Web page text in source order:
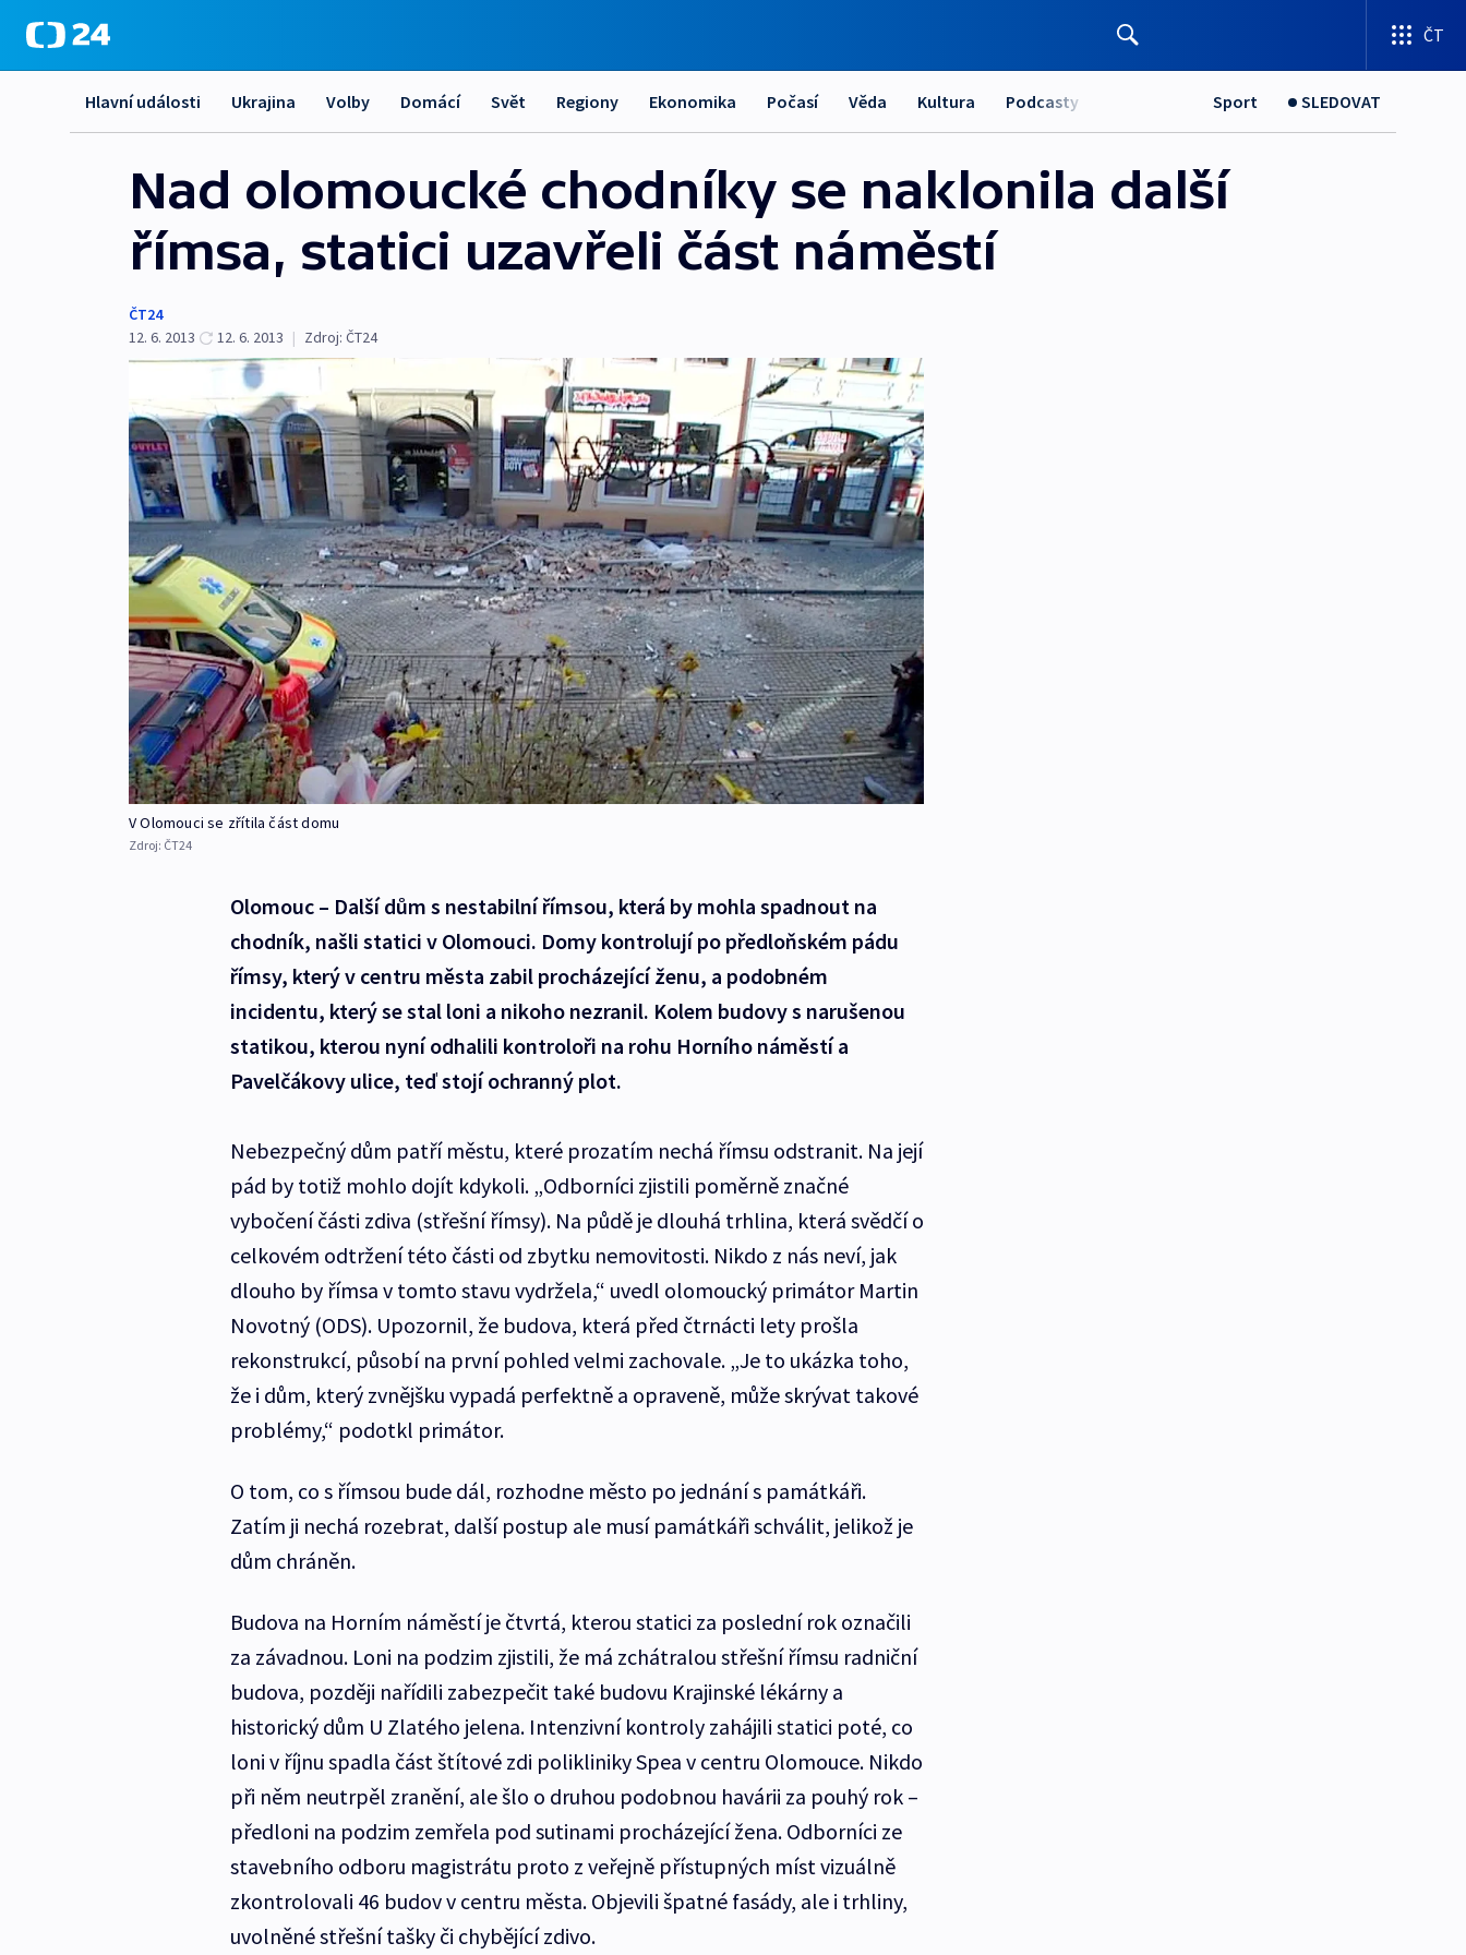
ČT
Hlavní události Ukrajina Volby Domácí Svět Regiony Ekonomika Počasí Věda Kultura Podcasty Sport SLEDOVAT
Nad olomoucké chodníky se naklonila další
římsa, statici uzavřeli část náměstí
ČT24
12. 6. 2013
12. 6. 2013 | Zdroj: ČT24
V Olomouci se zřítila část domu
Zdroj: ČT24
Olomouc – Další dům s nestabilní římsou, která by mohla spadnout na
chodník, našli statici v Olomouci. Domy kontrolují po předloňském pádu
římsy, který v centru města zabil procházející ženu, a podobném
incidentu, který se stal loni a nikoho nezranil. Kolem budovy s narušenou
statikou, kterou nyní odhalili kontroloři na rohu Horního náměstí a
Pavelčákovy ulice, teď stojí ochranný plot.
Nebezpečný dům patří městu, které prozatím nechá římsu odstranit. Na její
pád by totiž mohlo dojít kdykoli. „Odborníci zjistili poměrně značné
vybočení části zdiva (střešní římsy). Na půdě je dlouhá trhlina, která svědčí o
celkovém odtržení této části od zbytku nemovitosti. Nikdo z nás neví, jak
dlouho by římsa v tomto stavu vydržela,“ uvedl olomoucký primátor Martin
Novotný (ODS). Upozornil, že budova, která před čtrnácti lety prošla
rekonstrukcí, působí na první pohled velmi zachovale. „Je to ukázka toho,
že i dům, který zvnějšku vypadá perfektně a opraveně, může skrývat takové
problémy,“ podotkl primátor.
O tom, co s římsou bude dál, rozhodne město po jednání s památkáři.
Zatím ji nechá rozebrat, další postup ale musí památkáři schválit, jelikož je
dům chráněn.
Budova na Horním náměstí je čtvrtá, kterou statici za poslední rok označili
za závadnou. Loni na podzim zjistili, že má zchátralou střešní římsu radniční
budova, později nařídili zabezpečit také budovu Krajinské lékárny a
historický dům U Zlatého jelena. Intenzivní kontroly zahájili statici poté, co
loni v říjnu spadla část štítové zdi polikliniky Spea v centru Olomouce. Nikdo
při něm neutrpěl zranění, ale šlo o druhou podobnou havárii za pouhý rok –
předloni na podzim zemřela pod sutinami procházející žena. Odborníci ze
stavebního odboru magistrátu proto z veřejně přístupných míst vizuálně
zkontrolovali 46 budov v centru města. Objevili špatné fasády, ale i trhliny,
uvolněné střešní tašky či chybějící zdivo.